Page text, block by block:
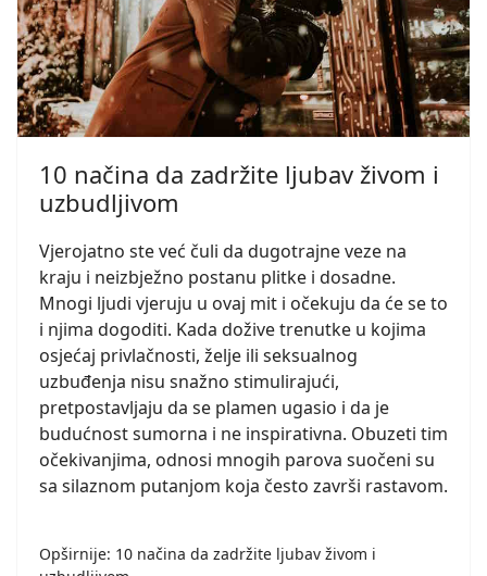
10 načina da zadržite ljubav živom i
uzbudljivom
Vjerojatno ste već čuli da dugotrajne veze na
kraju i neizbježno postanu plitke i dosadne.
Mnogi ljudi vjeruju u ovaj mit i očekuju da će se to
i njima dogoditi. Kada dožive trenutke u kojima
osjećaj privlačnosti, želje ili seksualnog
uzbuđenja nisu snažno stimulirajući,
pretpostavljaju da se plamen ugasio i da je
budućnost sumorna i ne inspirativna. Obuzeti tim
očekivanjima, odnosi mnogih parova suočeni su
sa silaznom putanjom koja često završi rastavom.
Opširnije: 10 načina da zadržite ljubav živom i